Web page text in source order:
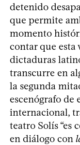
detenido
que permite
momento
contar que esta
dictaduras
transcurre en
la segunda
escenógrafo de
internacional,
teatro Solís “es
en diálogo con